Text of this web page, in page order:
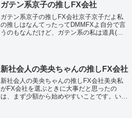
ガテン系京子の推しFX会社
ガテン系京子の推しFX会社京子京子だよ私
の推しはなんてったってDMMFXよ自分で言
うのもなんだけど、ガテン系の私は道具(ア
新社会人の美央ちゃんの推しFX会社
新社会人の美央ちゃんの推しFX会社美央私
がFX会社を選ぶときに大事だと思ったの
は、まず少額から始めやすいことです。いき